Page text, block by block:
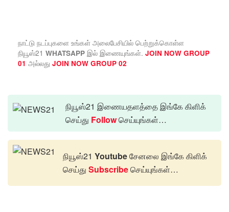
நாட்டு நடப்புகளை உங்கள் அலைபேசியில் பெற்றுக்கொள்ள
நியூஸ்21 WHATSAPP இல் இணையுங்கள். JOIN NOW GROUP
01 அல்லது JOIN NOW GROUP 02
நியூஸ்21 இணையதளத்தை இங்கே கிளிக்
செய்து Followசெய்யுங்கள்…
நியூஸ்21 Youtubeசேனலை இங்கே கிளிக்
செய்து Subscribeசெய்யுங்கள்…